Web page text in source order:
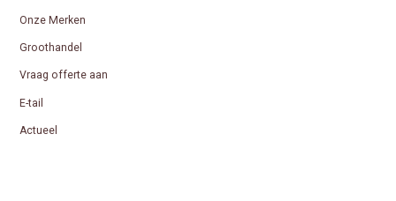
Onze Merken
Groothandel
Vraag offerte aan
E-tail
Actueel